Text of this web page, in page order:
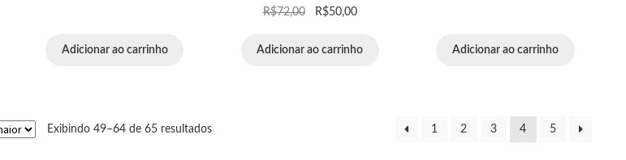
Adicionar ao carrinho
R$72,00 R$50,00
Adicionar ao carrinho Adicionar ao carrinho
Exibindo 49–64 de 65 resultados 1 2 3 4 5